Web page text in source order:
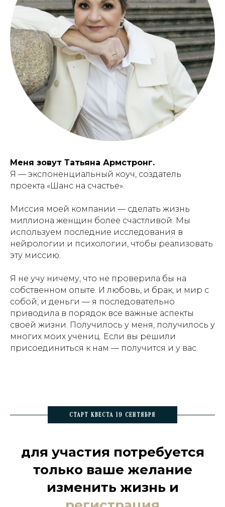
Меня зовут Татьяна Армстронг.
Я — экспоненциальный коуч, создатель
проекта «Шанс на счастье».
Миссия моей компании — сделать жизнь
миллиона женщин более счастливой. Мы
используем последние исследования в
нейрологии и психологии, чтобы реализовать
эту миссию.
Я не учу ничему, что не проверила бы на
собственном опыте. И любовь, и брак, и мир с
собой, и деньги — я последовательно
приводила в порядок все важные аспекты
своей жизни. Получилось у меня, получилось у
многих моих учениц. Если вы решили
присоединиться к нам — получится и у вас.
СТАРТ КВЕСТА 19 СЕНТЯБРЯ
для участия потребуется
только ваше желание
изменить жизнь и